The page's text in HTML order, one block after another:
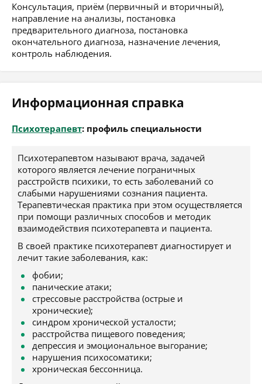
Консультация, приём (первичный и вторичный),
направление на анализы, постановка
предварительного диагноза, постановка
окончательного диагноза, назначение лечения,
контроль наблюдения.
Информационная справка
Психотерапевт: профиль специальности
Психотерапевтом называют врача, задачей
которого является лечение пограничных
расстройств психики, то есть заболеваний со
слабыми нарушениями сознания пациента.
Терапевтическая практика при этом осуществляется
при помощи различных способов и методик
взаимодействия психотерапевта и пациента.
В своей практике психотерапевт диагностирует и
лечит такие заболевания, как:
фобии;
панические атаки;
стрессовые расстройства (острые и
хронические);
синдром хронической усталости;
расстройства пищевого поведения;
депрессия и эмоциональное выгорание;
нарушения психосоматики;
хроническая бессонница.